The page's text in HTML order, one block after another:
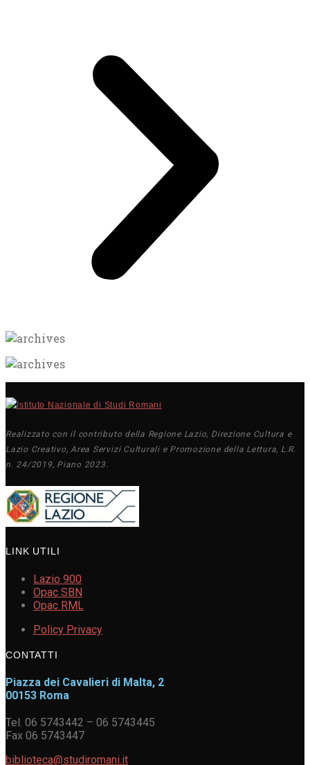
Realizzato con il contributo della Regione Lazio, Direzione Cultura e
Lazio Creativo, Area Servizi Culturali e Promozione della Lettura, L.R.
n. 24/2019, Piano 2023.
LINK UTILI
Lazio 900
Opac SBN
Opac RML
Policy Privacy
CONTATTI
Piazza dei Cavalieri di Malta, 2
00153 Roma
Tel. 06 5743442 – 06 5743445
Fax 06 5743447
biblioteca@studiromani.it